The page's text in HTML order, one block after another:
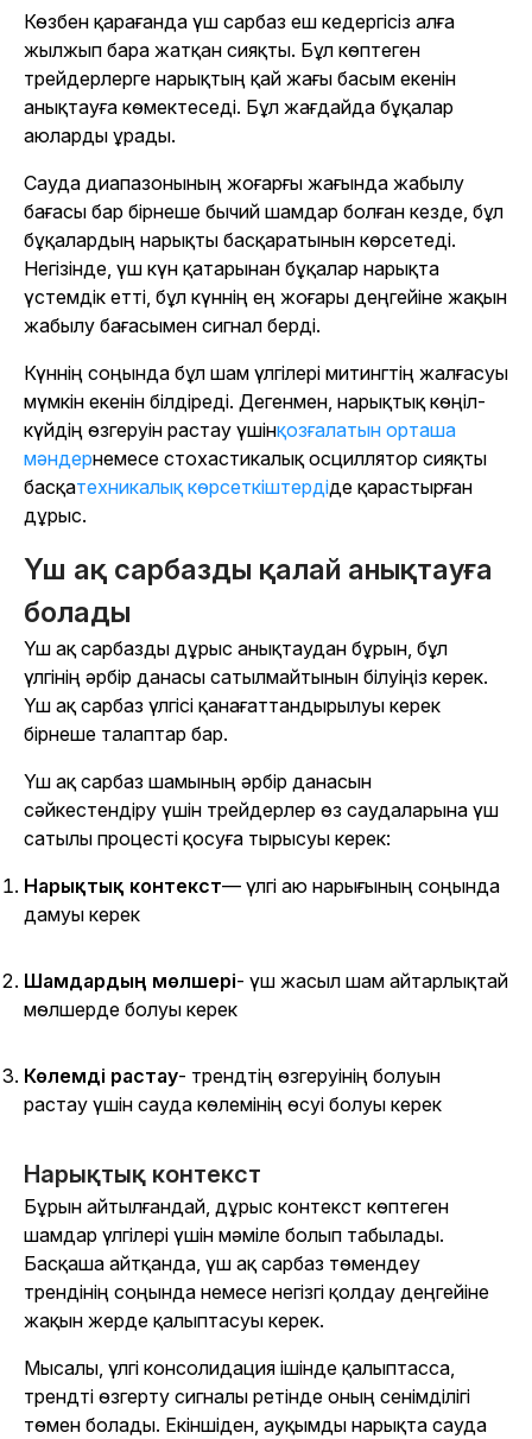
Көзбен қарағанда үш сарбаз еш кедергісіз алға
жылжып бара жатқан сияқты. Бұл көптеген
трейдерлерге нарықтың қай жағы басым екенін
анықтауға көмектеседі. Бұл жағдайда бұқалар
аюларды ұрады.
Сауда диапазонының жоғарғы жағында жабылу
бағасы бар бірнеше бычий шамдар болған кезде, бұл
бұқалардың нарықты басқаратынын көрсетеді.
Негізінде, үш күн қатарынан бұқалар нарықта
үстемдік етті, бұл күннің ең жоғары деңгейіне жақын
жабылу бағасымен сигнал берді.
Күннің соңында бұл шам үлгілері митингтің жалғасуы
мүмкін екенін білдіреді. Дегенмен, нарықтық көңіл-
күйдің өзгеруін растау үшінқозғалатын орташа
мәндернемесе стохастикалық осциллятор сияқты
басқатехникалық көрсеткіштердіде қарастырған
дұрыс.
Үш ақ сарбазды қалай анықтауға
болады
Үш ақ сарбазды дұрыс анықтаудан бұрын, бұл
үлгінің әрбір данасы сатылмайтынын білуіңіз керек.
Үш ақ сарбаз үлгісі қанағаттандырылуы керек
бірнеше талаптар бар.
Үш ақ сарбаз шамының әрбір данасын
сәйкестендіру үшін трейдерлер өз саудаларына үш
сатылы процесті қосуға тырысуы керек:
Нарықтық контекст— үлгі аю нарығының соңында
дамуы керек
Шамдардың мөлшері- үш жасыл шам айтарлықтай
мөлшерде болуы керек
Көлемді растау- трендтің өзгеруінің болуын
растау үшін сауда көлемінің өсуі болуы керек
Нарықтық контекст
Бұрын айтылғандай, дұрыс контекст көптеген
шамдар үлгілері үшін мәміле болып табылады.
Басқаша айтқанда, үш ақ сарбаз төмендеу
трендінің соңында немесе негізгі қолдау деңгейіне
жақын жерде қалыптасуы керек.
Мысалы, үлгі консолидация ішінде қалыптасса,
трендті өзгерту сигналы ретінде оның сенімділігі
төмен болады. Екіншіден, ауқымды нарықта сауда